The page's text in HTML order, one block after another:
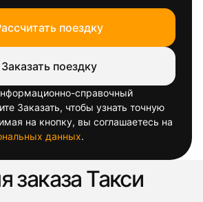
поездку
Заказать поездку
справочный
Заказать, чтобы узнать точную
на кнопку, вы соглашаетесь на
данных.
заказа Такси